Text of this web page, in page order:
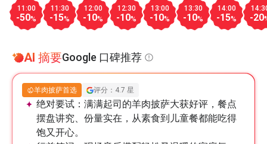
11:00
-50%
11:30
-15%
12:00
-10%
12:30
-10%
13:00
-10%
13:30
-10%
14:00
-15% -20
AI 摘要Google 口碑推荐
羊肉披萨首选 评分：4.7 星
绝对要试： 满满起司的羊肉披萨大获好评，餐点
摆盘讲究、份量实在，从素食到儿童餐都能吃得
饱又开心。